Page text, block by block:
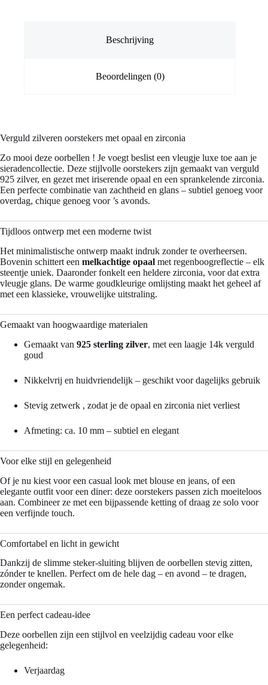
Beschrijving
Beoordelingen (0)
Verguld zilveren oorstekers met opaal en zirconia
Zo mooi deze oorbellen ! Je voegt beslist een vleugje luxe toe aan je
sieradencollectie. Deze stijlvolle oorstekers zijn gemaakt van verguld
925 zilver, en gezet met iriserende opaal en een sprankelende zirconia.
Een perfecte combinatie van zachtheid en glans – subtiel genoeg voor
overdag, chique genoeg voor ’s avonds.
Tijdloos ontwerp met een moderne twist
Het minimalistische ontwerp maakt indruk zonder te overheersen.
Bovenin schittert een melkachtige opaal met regenboogreflectie – elk
steentje uniek. Daaronder fonkelt een heldere zirconia, voor dat extra
vleugje glans. De warme goudkleurige omlijsting maakt het geheel af
met een klassieke, vrouwelijke uitstraling.
Gemaakt van hoogwaardige materialen
Gemaakt van 925 sterling zilver, met een laagje 14k verguld
goud
Nikkelvrij en huidvriendelijk – geschikt voor dagelijks gebruik
Stevig zetwerk , zodat je de opaal en zirconia niet verliest
Afmeting: ca. 10 mm – subtiel en elegant
Voor elke stijl en gelegenheid
Of je nu kiest voor een casual look met blouse en jeans, of een
elegante outfit voor een diner: deze oorstekers passen zich moeiteloos
aan. Combineer ze met een bijpassende ketting of draag ze solo voor
een verfijnde touch.
Comfortabel en licht in gewicht
Dankzij de slimme steker-sluiting blijven de oorbellen stevig zitten,
zónder te knellen. Perfect om de hele dag – en avond – te dragen,
zonder ongemak.
Een perfect cadeau-idee
Deze oorbellen zijn een stijlvol en veelzijdig cadeau voor elke
gelegenheid:
Verjaardag